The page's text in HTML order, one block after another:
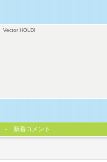
Vector HOLDI
新着コメント